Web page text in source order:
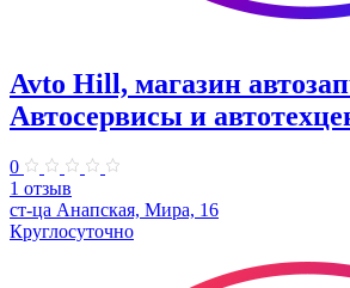
Avto Hill, магазин
Автосервисы и
0
1 отзыв
ст-ца Анапская, Мира, 16
Круглосуточно